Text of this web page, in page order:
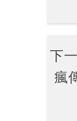
下
瘋